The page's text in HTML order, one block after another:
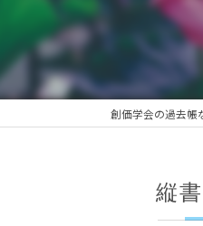
創価学会の過去帳
縦